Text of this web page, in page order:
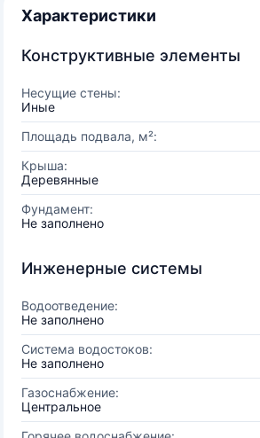
Характеристики
Конструктивные элементы
Несущие стены:
Иные
Площадь подвала, м²:
Крыша:
Деревянные
Фундамент:
Не заполнено
Инженерные системы
Водоотведение:
Не заполнено
Система водостоков:
Не заполнено
Газоснабжение:
Центральное